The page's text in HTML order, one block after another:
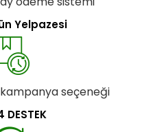
Yelpazesi
seçeneği
DESTEK